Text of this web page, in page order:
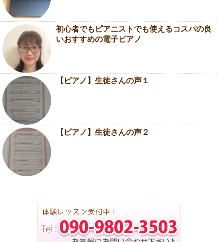
初心者でもピアニストでも使えるコスパの良
いおすすめの電子ピアノ
【ピアノ】生徒さんの声１
【ピアノ】生徒さんの声２